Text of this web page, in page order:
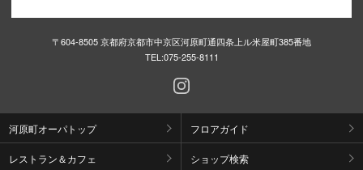
〒604-8505 京都府京都市中京区河原町通四条上ル米屋町385番地
TEL:075-255-8111
河原町オーパトップ フロアガイド
レストラン＆カフェ ショップ検索